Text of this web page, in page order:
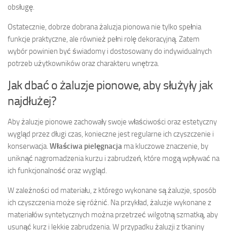
obsługę.
Ostatecznie, dobrze dobrana żaluzja pionowa nie tylko spełnia
funkcje praktyczne, ale również pełni rolę dekoracyjną. Zatem
wybór powinien być świadomy i dostosowany do indywidualnych
potrzeb użytkowników oraz charakteru wnętrza.
Jak dbać o żaluzje pionowe, aby służyły jak
najdłużej?
Aby żaluzje pionowe zachowały swoje właściwości oraz estetyczny
wygląd przez długi czas, konieczne jest regularne ich czyszczenie i
konserwacja. Właściwa pielęgnacja ma kluczowe znaczenie, by
uniknąć nagromadzenia kurzu i zabrudzeń, które mogą wpływać na
ich funkcjonalność oraz wygląd.
W zależności od materiału, z którego wykonane są żaluzje, sposób
ich czyszczenia może się różnić. Na przykład, żaluzje wykonane z
materiałów syntetycznych można przetrzeć wilgotną szmatką, aby
usunąć kurz i lekkie zabrudzenia. W przypadku żaluzji z tkaniny